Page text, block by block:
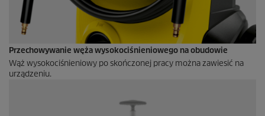
Przechowywanie węża wysokociśnieniowego na obudowie
Wąż wysokociśnieniowy po skończonej pracy można zawiesić na
urządzeniu.